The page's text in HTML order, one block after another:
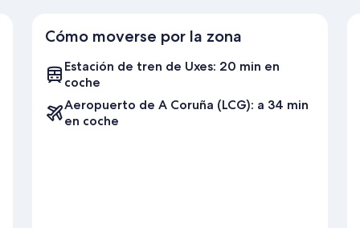
Cómo moverse por la zona
Estación de tren de Uxes: 20 min en
coche
Aeropuerto de A Coruña (LCG): a 34 min
en coche